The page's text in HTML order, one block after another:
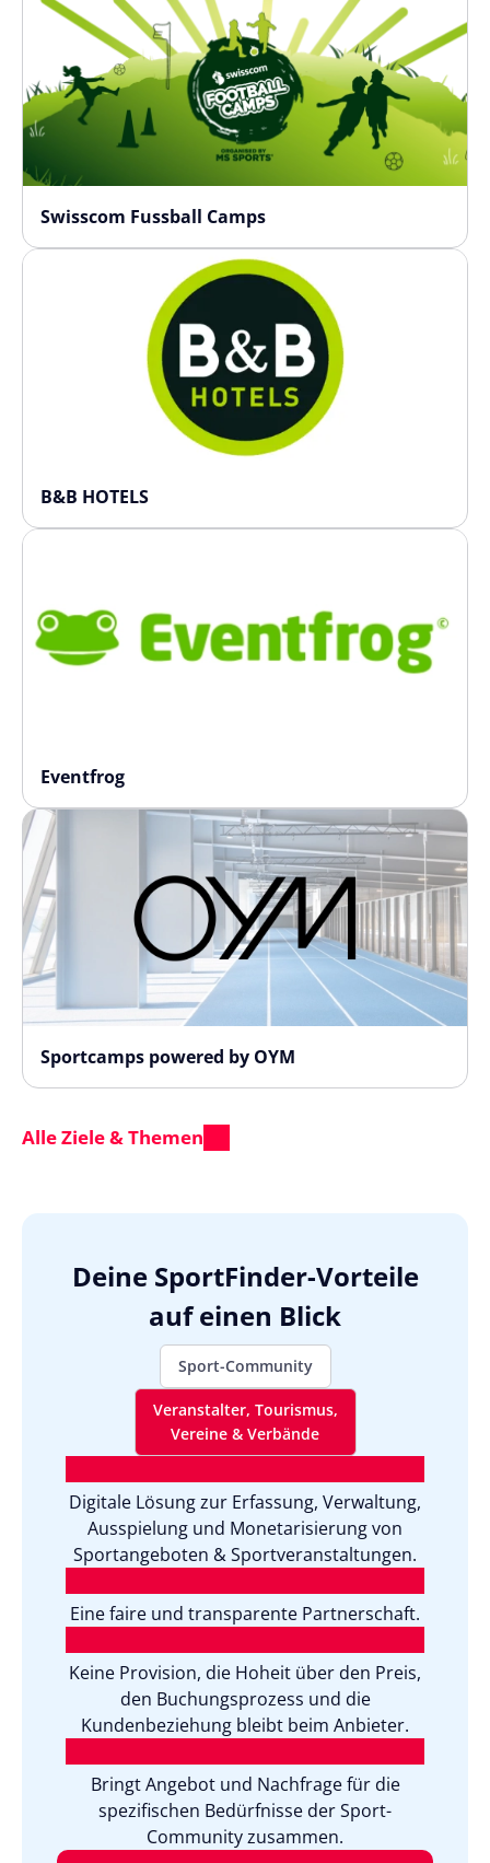
Swisscom Fussball Camps
B&B HOTELS
Eventfrog
Sportcamps powered by OYM
Alle Ziele & Themen
Deine SportFinder-Vorteile
auf einen Blick
Sport-Community
Veranstalter, Tourismus,
Vereine & Verbände
Digitale Lösung zur Erfassung, Verwaltung,
Ausspielung und Monetarisierung von
Sportangeboten & Sportveranstaltungen.
Eine faire und transparente Partnerschaft.
Keine Provision, die Hoheit über den Preis,
den Buchungsprozess und die
Kundenbeziehung bleibt beim Anbieter.
Bringt Angebot und Nachfrage für die
spezifischen Bedürfnisse der Sport-
Community zusammen.